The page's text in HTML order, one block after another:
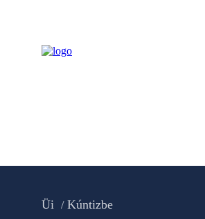
Üi Kúntizbe